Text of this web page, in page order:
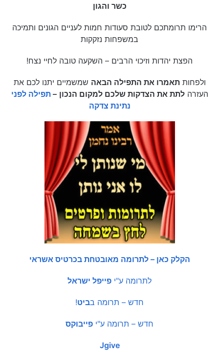
כשר והגון
הרימו תרומתכם לטובת סעודות חמות לעניים הגונים ותמיכה
במשפחות נזקקות
הפצת יהדות וזיכוי הרבים – השקעה טובה לחיי נצח!
ולפחותתאמרו את התפילה הבאה שמשמיים יתנו לכם את
העזרהלתת את הצדקות שלכם למקום הנכון –תפילה לפני
נתינת צדקה
הקלק כאן – לתרומה מאובטחת בכרטיס אשראי
לתרומה ע"י פייפל ישראל
חדש – תרומה בביט!
חדש – תרומה ע"י פייבוקס
Jgive